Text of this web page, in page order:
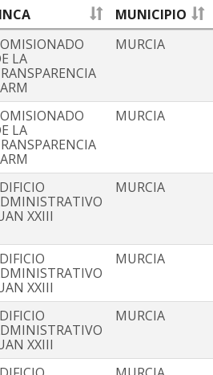
MUNICIPIO
LA
MURCIA
LA
MURCIA
XXIII
MURCIA
XXIII
MURCIA
XXIII
MURCIA